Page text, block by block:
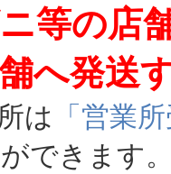
等の店
へ発送
は 「営業
できます